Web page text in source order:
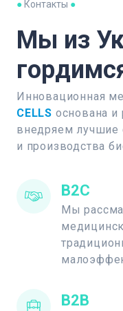
● Контакты ●
Мы из
Инновационная
CELLS основана
внедряем лучшие
и производства
B2C
Мы
B2B